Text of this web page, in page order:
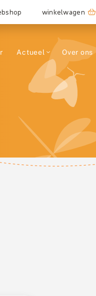
winkelwagen
Actueel Over ons